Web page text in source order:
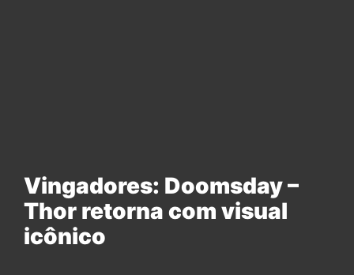
Vingadores: Doomsday –
Thor retorna com visual
icônico